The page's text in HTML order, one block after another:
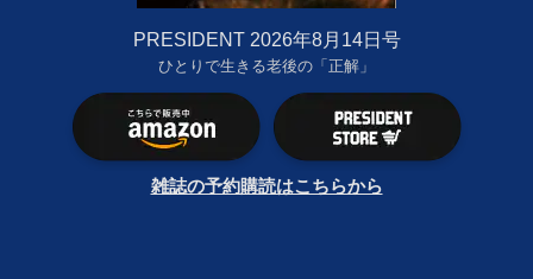
PRESIDENT 2026年8月14日号
ひとりで生きる老後の「正解」
雑誌の予約購読はこちらから